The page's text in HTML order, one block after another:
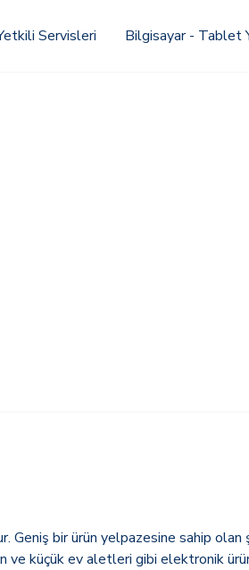
Servisleri Bilgisayar - Tablet
Geniş bir ürün yelpazesine sahip olan
ve küçük ev aletleri gibi elektronik